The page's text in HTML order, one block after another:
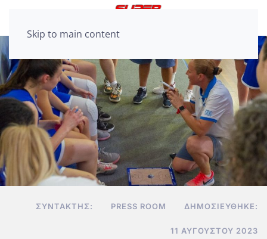
Skip to main content
ΣΥΝΤΆΚΤΗΣ: PRESS ROOM ΔΗΜΟΣΙΕΎΘΗΚΕ:
11 ΑΥΓΟΎΣΤΟΥ 2023